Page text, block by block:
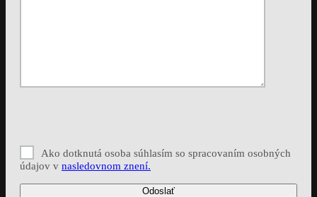
Ako dotknutá osoba súhlasím so spracovaním osobných
údajov v nasledovnom znení.